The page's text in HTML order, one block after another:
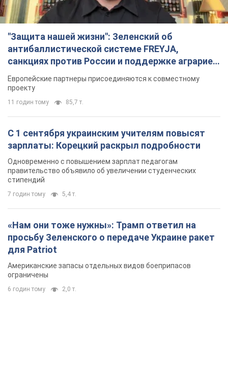
"Защита нашей жизни": Зеленский об
антибаллистической системе FREYJA,
санкциях против России и поддержке аграриев.
Видео
Европейские партнеры присоединяются к совместному
проекту
11 годин тому 85,7 т.
С 1 сентября украинским учителям повысят
зарплаты: Корецкий раскрыл подробности
Одновременно с повышением зарплат педагогам
правительство объявило об увеличении студенческих
стипендий
7 годин тому 5,4 т.
«Нам они тоже нужны»: Трамп ответил на
просьбу Зеленского о передаче Украине ракет
для Patriot
Американские запасы отдельных видов боеприпасов
ограничены
6 годин тому 2,0 т.